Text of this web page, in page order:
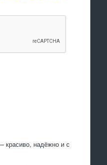
красиво, надёжно и с